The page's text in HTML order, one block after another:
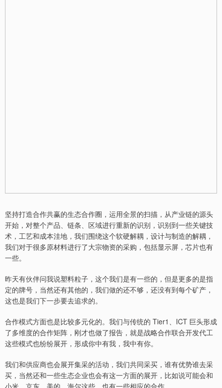
坚持打造合作共赢的生态合作圈，运用全景的扫描，从产业链的源头
开始，对整个产品、链条、区域进行重新的识别，识别到一些关键技
术，工艺和成本洼地，我们围绕这个软硬解耦，设计与制造的解耦，
我们对于很多原材料进行了大宗物资的采购，包括显示屏，芯片也有
一些。
昨天有伙伴问我说塑料粒子，这个我们是有一些的，但是更多的是指
定的牌号，当然还有其他的，我们做的还不够，还没有到每个矿产，
这也是我们下一步要去追求的。
合作模式方面也是比较多元化的。我们与传统的 Tier1、ICT 巨头形成
了多维度的合作矩阵，刚才也做了报告，就是战略合作联合开发代工
这些模式也纷纷展开，形成你中有我，我中有你。
我们和供应商也会展开集采的活动，我们共同采买，谁有优势谁去采
买，当然还和一些生态企业也会有这一方面的展开，比如说可能会和